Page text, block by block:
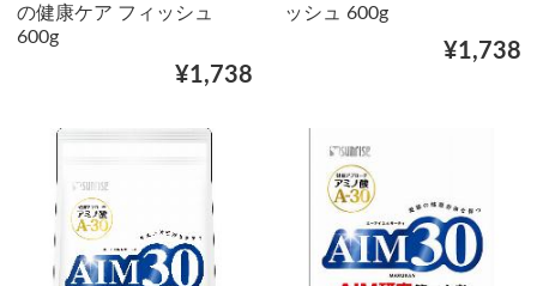
の健康ケア フィッシュ
600g
¥1,738
ッシュ 600g
¥1,738